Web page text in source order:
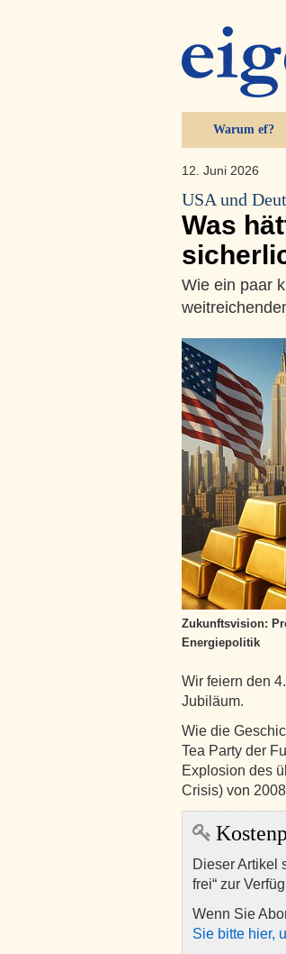
Warum ef?
12. Juni 2026
USA und
Was
Wie ein paar
Zukunftsvision:
Energiepolitik
Wir feiern den
Jubiläum.
Wie die
Tea Party der
Explosion des
Crisis) von
Dieser Artikel
frei“ zur
Wenn Sie
Sie bitte hier,